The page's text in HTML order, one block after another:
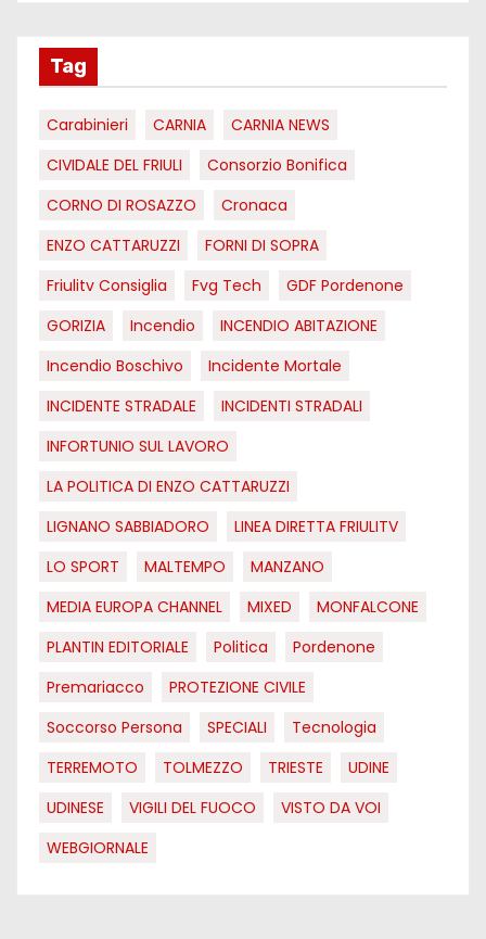
Tag
Carabinieri CARNIA
CARNIA NEWS
CIVIDALE DEL FRIULI
Consorzio Bonifica
CORNO DI ROSAZZO
Cronaca
ENZO CATTARUZZI
FORNI DI SOPRA
Friulitv Consiglia
Fvg Tech
GDF Pordenone
GORIZIA
Incendio
INCENDIO ABITAZIONE
Incendio Boschivo
Incidente Mortale
INCIDENTE STRADALE
INCIDENTI STRADALI
INFORTUNIO SUL LAVORO
LA POLITICA DI ENZO CATTARUZZI
LIGNANO SABBIADORO
LINEA DIRETTA FRIULITV
LO SPORT
MALTEMPO
MANZANO
MEDIA EUROPA CHANNEL
MIXED
MONFALCONE
PLANTIN EDITORIALE
Politica
Pordenone
Premariacco
PROTEZIONE CIVILE
Soccorso Persona
SPECIALI
Tecnologia
TERREMOTO
TOLMEZZO TRIESTE
UDINE
UDINESE
VIGILI DEL FUOCO
VISTO DA VOI
WEBGIORNALE